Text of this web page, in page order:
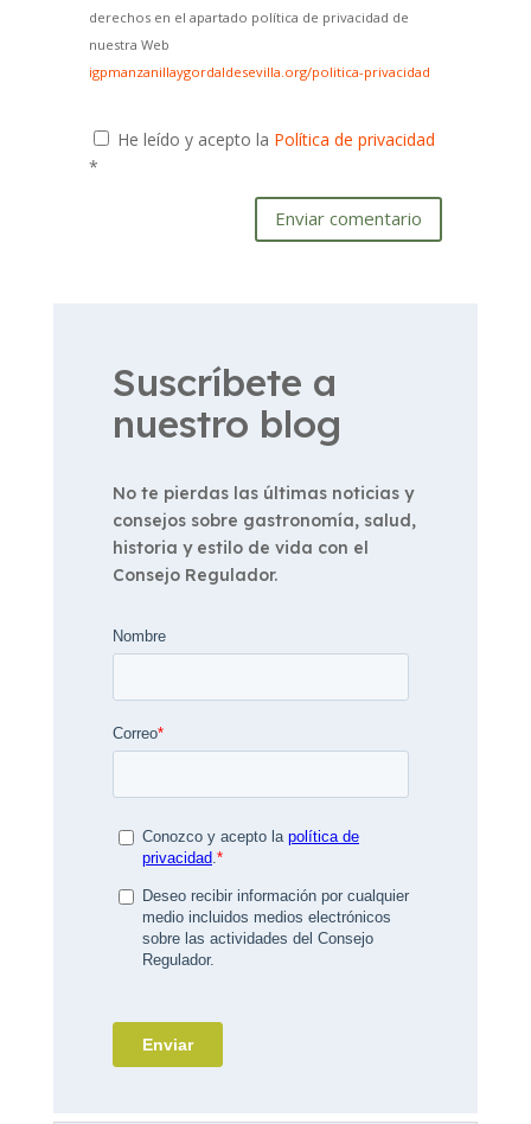
derechos en el apartado política de privacidad de
nuestra Web
igpmanzanillaygordaldesevilla.org/politica-privacidad
He leído y acepto la Política de privacidad
*
Enviar comentario
Suscríbete a
nuestro blog
No te pierdas las últimas noticias y
consejos sobre gastronomía, salud,
historia y estilo de vida con el
Consejo Regulador.